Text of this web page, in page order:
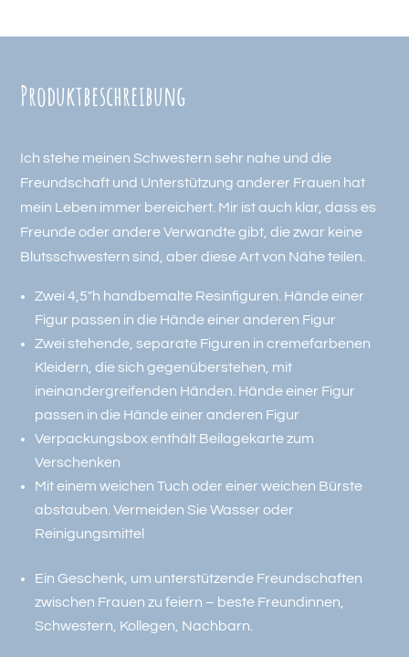
Produkt­beschreibung
Ich stehe meinen Schwestern sehr nahe und die
Freundschaft und Unterstützung anderer Frauen hat
mein Leben immer bereichert. Mir ist auch klar, dass es
Freunde oder andere Verwandte gibt, die zwar keine
Blutsschwestern sind, aber diese Art von Nähe teilen.
Zwei 4,5″h handbemalte Resinfiguren. Hände einer
Figur passen in die Hände einer anderen Figur
Zwei stehende, separate Figuren in cremefarbenen
Kleidern, die sich gegenüberstehen, mit
ineinandergreifenden Händen. Hände einer Figur
passen in die Hände einer anderen Figur
Verpackungsbox enthält Beilagekarte zum
Verschenken
Mit einem weichen Tuch oder einer weichen Bürste
abstauben. Vermeiden Sie Wasser oder
Reinigungsmittel
Ein Geschenk, um unterstützende Freundschaften
zwischen Frauen zu feiern – beste Freundinnen,
Schwestern, Kollegen, Nachbarn.